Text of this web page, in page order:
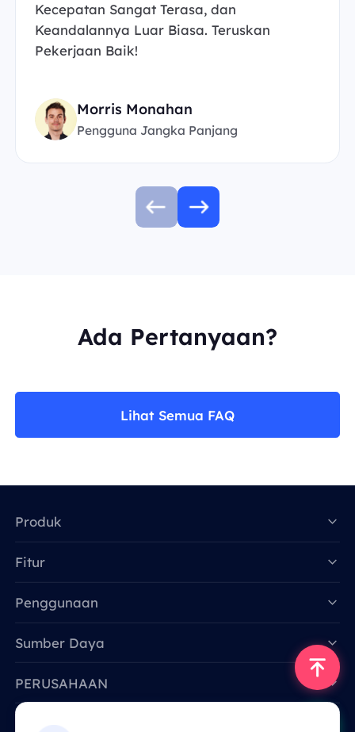
Kecepatan Sangat Terasa, dan
Keandalannya Luar Biasa. Teruskan
Pekerjaan Baik!
Morris Monahan
Pengguna Jangka Panjang
Ada Pertanyaan?
Lihat Semua FAQ
Produk
Fitur
Penggunaan
Sumber Daya
PERUSAHAAN